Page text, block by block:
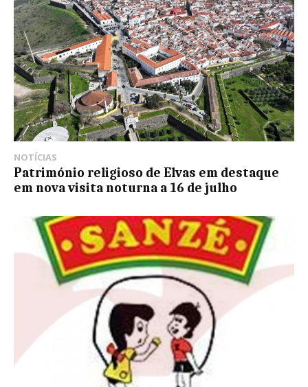
NOTÍCIAS
Património religioso de Elvas em destaque
em nova visita noturna a 16 de julho